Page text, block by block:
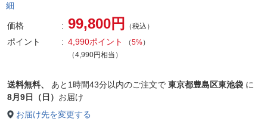
細
価格 99,800円 （税込）
ポイント 4,990ポイント （5%）
（4,990円相当）
送料無料、 あと 1時間43分以内のご注文で 東京都豊島区東池袋 に
8月9日（日） お届け
お届け先を変更する